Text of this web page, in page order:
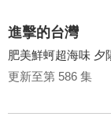
進擊的台灣
肥美鮮蚵超海味 夕
更新至第 586 集